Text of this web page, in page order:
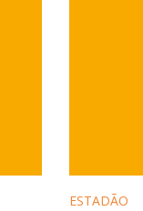
ESTADÃO